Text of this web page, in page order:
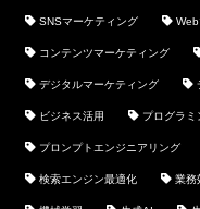
SNSマーケティング
コンテンツマーケティング
デジタルマーケティング
ビジネス活用 プログラミ
プロンプトエンジニアリング
検索エンジン最適化 業務